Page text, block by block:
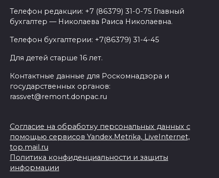
Телефон редакции: +7 (86379) 31-0-75 Главный
бухгалтер — Николаева Раиса Николаевна.
Телефон бухгалтерии: +7(86379) 31-4-45
Для детей старше 16 лет.
Контактные данные для Роскомнадзора и
государственных органов:
rassvet@remont.donpac.ru
Согласие на обработку персональных данных с
помощью сервисов Yandex.Metrika, LiveInternet,
top.mail.ru
Политика конфиденциальности и защиты
информации